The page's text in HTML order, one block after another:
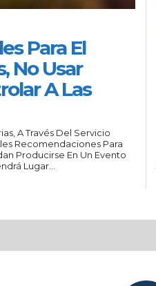
Para El
No Usar
A Las
A Través Del Servicio
Recomendaciones Para
Producirse En Un Evento
Lugar...